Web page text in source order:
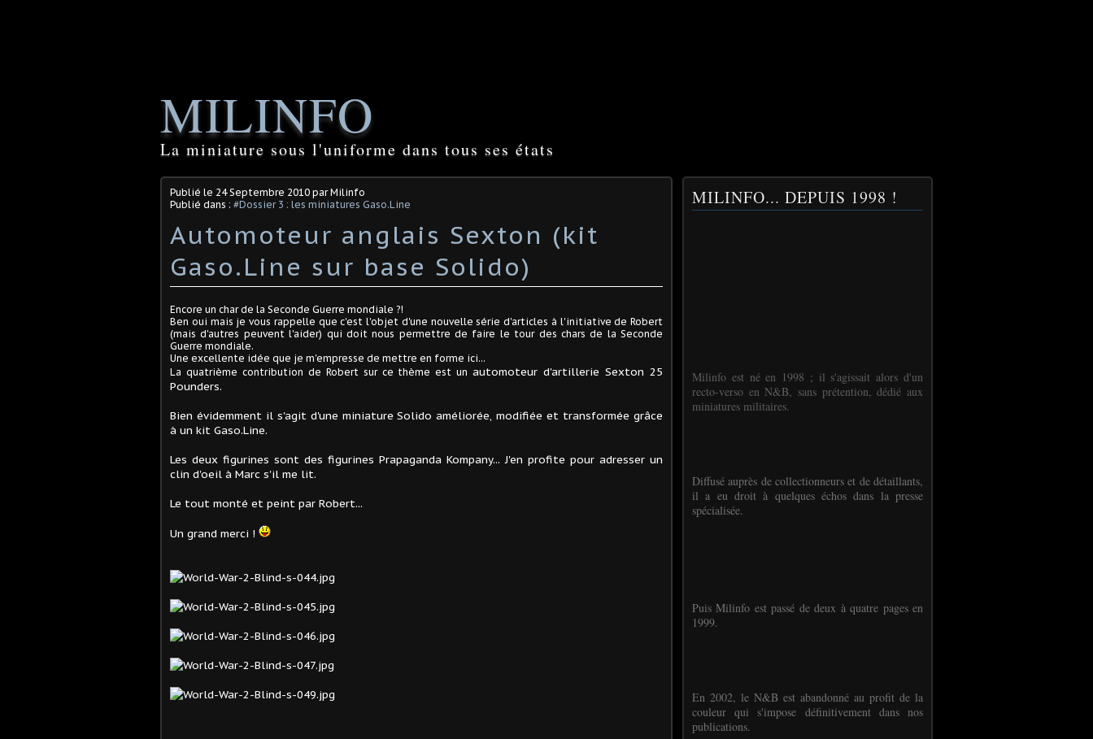
MILINFO
La miniature sous l'uniforme dans tous ses états
Publié le 24 Septembre 2010 par Milinfo
Publié dans : #Dossier 3 : les miniatures Gaso.Line
Automoteur anglais Sexton (kit
Gaso.Line sur base Solido)
Encore un char de la Seconde Guerre mondiale ?!
Ben oui mais je vous rappelle que c'est l'objet d'une nouvelle série d'articles à l'initiative de Robert
(mais d'autres peuvent l'aider) qui doit nous permettre de faire le tour des chars de la Seconde
Guerre mondiale.
Une excellente idée que je m'empresse de mettre en forme ici...
La quatrième contribution de Robert sur ce thème est unautomoteur d'artillerie Sexton 25
Pounders.
Bien évidemment il s'agit d'une miniature Solido améliorée, modifiée et transformée grâce
à un kit Gaso.Line.
Les deux figurines sont des figurines Prapaganda Kompany... J'en profite pour adresser un
clin d'oeil à Marc s'il me lit.
Le tout monté et peint par Robert...
Un grand merci !
MILINFO... DEPUIS 1998 !
Milinfo est né en 1998 ; il s'agissait alors d'un
recto-verso en N&B, sans prétention, dédié aux
miniatures militaires.
Diffusé auprès de collectionneurs et de détaillants,
il a eu droit à quelques échos dans la presse
spécialisée.
Puis Milinfo est passé de deux à quatre pages en
1999.
En 2002, le N&B est abandonné au profit de la
couleur qui s'impose définitivement dans nos
publications.